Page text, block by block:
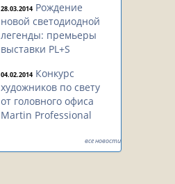
28.03.2014 Рождение
новой светодиодной
легенды: премьеры
выставки PL+S
04.02.2014 Конкурс
художников по свету
от головного офиса
Martin Professional
все новости